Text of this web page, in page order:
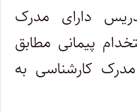
دارای مدرک
پیمانی مطابق
کارشناسی به